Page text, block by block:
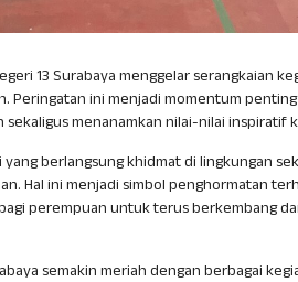
13 Surabaya menggelar serangkaian
Peringatan ini menjadi momentum
menanamkan nilai-nilai inspiratif
berlangsung khidmat di lingkungan
Hal ini menjadi simbol penghormatan
perempuan untuk terus berkembang
semakin meriah dengan berbagai